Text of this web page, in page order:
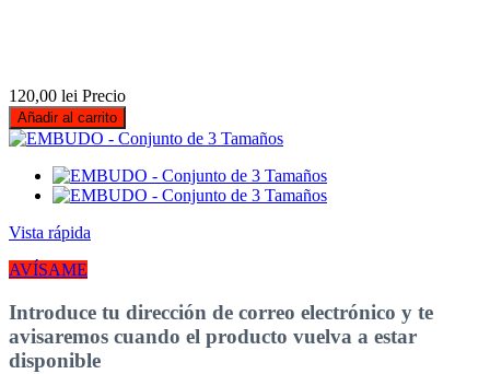
120,00 lei Precio
Añadir al carrito
Vista rápida
AVÍSAME
Introduce tu dirección de correo electrónico y te
avisaremos cuando el producto vuelva a estar
disponible